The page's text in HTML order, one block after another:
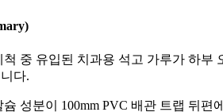
중 유입된 치과용 석고 가루가 하부
다.
성분이 100mm PVC 배관 트랩 뒤편